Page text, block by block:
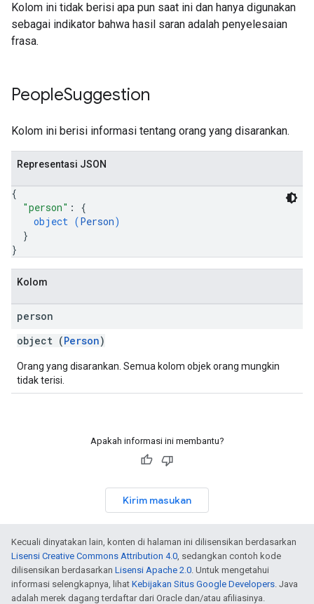
Kolom ini tidak berisi apa pun saat ini dan hanya digunakan
sebagai indikator bahwa hasil saran adalah penyelesaian
frasa.
PeopleSuggestion
Kolom ini berisi informasi tentang orang yang disarankan.
Representasi JSON
{
"person" : {
object (Person)
}
}
Kolom
person
object (Person)
Orang yang disarankan. Semua kolom objek orang mungkin
tidak terisi.
Apakah informasi ini membantu?
Kirim masukan
Kecuali dinyatakan lain, konten di halaman ini dilisensikan berdasarkan
Lisensi Creative Commons Attribution 4.0, sedangkan contoh kode
dilisensikan berdasarkan Lisensi Apache 2.0. Untuk mengetahui
informasi selengkapnya, lihat Kebijakan Situs Google Developers. Java
adalah merek dagang terdaftar dari Oracle dan/atau afiliasinya.